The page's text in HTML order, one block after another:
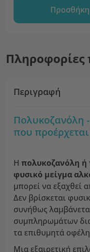
Προσθήκη
Πληροφορίες
Περιγραφή
Πολυκοζανόλη
που
Η πολυκοζανόλη
φυσικό μείγμα
μπορεί να εξαχθεί
Δεν βρίσκεται
συνήθως
συμπληρωμάτων
τα επιθυμητά
Μια εξαιρετική